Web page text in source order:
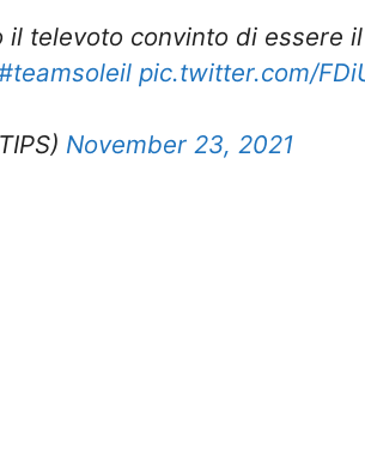
il televoto convinto di essere
pic.twitter.com/
November 23, 2021